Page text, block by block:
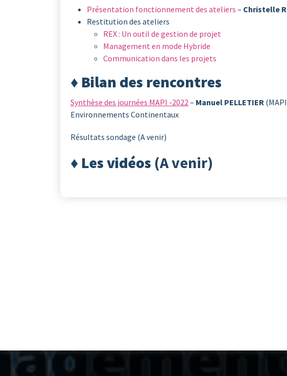
Présentation fonctionnement des ateliers – Christelle
Restitution des ateliers
REX : Un outil de gestion de projet
Management en mode Hybride
Communication dans les projets
♦ Bilan des rencontres
Synthèse des journées MAPI -2022– Manuel PELLETIER
Environnements Continentaux
Résultats sondage (A venir)
♦ Les vidéos (A venir)